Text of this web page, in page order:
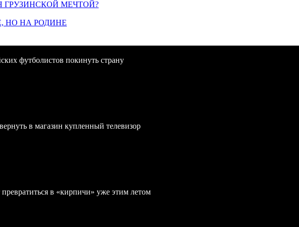
ГРУЗИНСКОЙ МЕЧТОЙ?
НО НА РОДИНЕ
футболистов покинуть страну
в магазин купленный телевизор
в «кирпичи» уже этим летом